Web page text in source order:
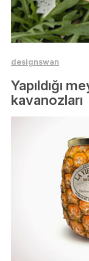
designswan
Yapıldığı
kavanozları